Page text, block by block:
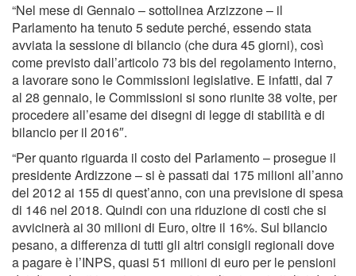
“Nel mese di Gennaio – sottolinea Arzizzone – il
Parlamento ha tenuto 5 sedute perché, essendo stata
avviata la sessione di bilancio (che dura 45 giorni), così
come previsto dall’articolo 73 bis del regolamento interno,
a lavorare sono le Commissioni legislative. E infatti, dal 7
al 28 gennaio, le Commissioni si sono riunite 38 volte, per
procedere all’esame dei disegni di legge di stabilità e di
bilancio per il 2016″.
“Per quanto riguarda il costo del Parlamento – prosegue il
presidente Ardizzone – si è passati dai 175 milioni all’anno
del 2012 ai 155 di quest’anno, con una previsione di spesa
di 146 nel 2018. Quindi con una riduzione di costi che si
avvicinerà ai 30 milioni di Euro, oltre il 16%. Sul bilancio
pesano, a differenza di tutti gli altri consigli regionali dove
a pagare è l’INPS, quasi 51 milioni di euro per le pensioni